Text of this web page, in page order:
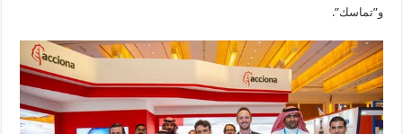
و”تماسك”.